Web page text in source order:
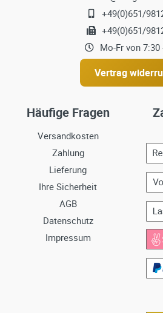
+49(0)651/
+49(0)651/
Mo-Fr von 7:30
Vertrag
Häufige Fragen
Versandkosten
Zahlung
Lieferung
Ihre Sicherheit
AGB
Datenschutz
Impressum